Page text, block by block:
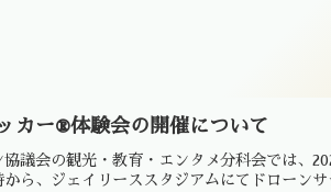
カー®体験会の開催について
議会の観光・教育・エンタメ分科会では、
から、ジェイリーススタジアムにてドローン